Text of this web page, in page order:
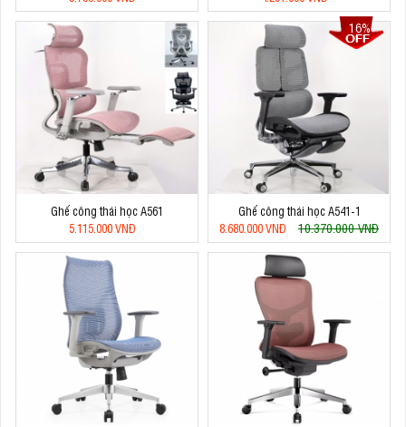
Ghế công thái học A561
5.115.000 VNĐ
16%
Ghế công thái học A541-1
8.680.000 VNĐ
10.370.000 VNĐ